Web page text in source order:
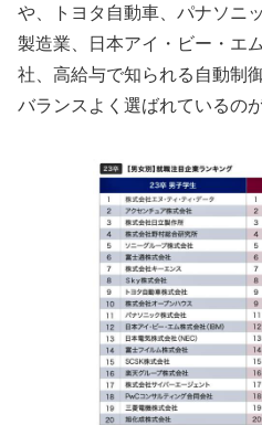
や、トヨタ自動車、パナソニ
製造業、日本アイ・ビー・エ
社、高給与で知られる自動制
バランスよく選ばれているのが